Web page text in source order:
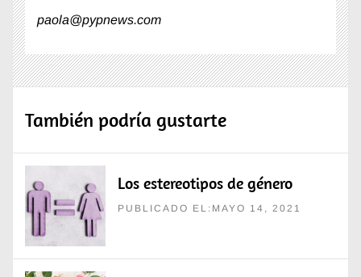
paola@pypnews.com
También podría gustarte
Los estereotipos de género
PUBLICADO EL:MAYO 14, 2021